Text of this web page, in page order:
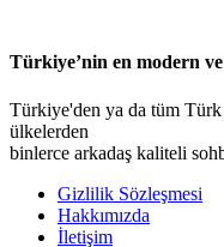
Türkiye’nin en modern
Türkiye'den ya da tüm Türk
ülkelerden
binlerce arkadaş kaliteli
Gizlilik Sözleşmesi
Hakkımızda
İletişim